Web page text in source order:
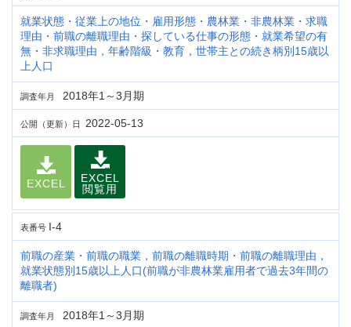
就業状態・従業上の地位・雇用形態・農林業・非農林業・求職
理由・前職の離職理由・探している仕事の形態・就業希望の有
無・非求職理由，年齢階級・教育，世帯主との続き柄別15歳以
上人口
調査年月 2018年1～3月期
公開（更新）日 2022-05-13
EXCEL
EXCEL
閲覧用
表番号 I-4
前職の産業・前職の職業，前職の離職時期・前職の離職理由，
就業状態別15歳以上人口(前職が非農林業雇用者で過去3年間の
離職者)
調査年月 2018年1～3月期